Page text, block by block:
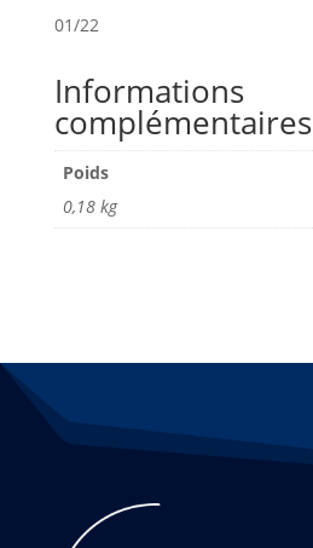
01/22
Informations
complémentaires
Poids
0,18 kg